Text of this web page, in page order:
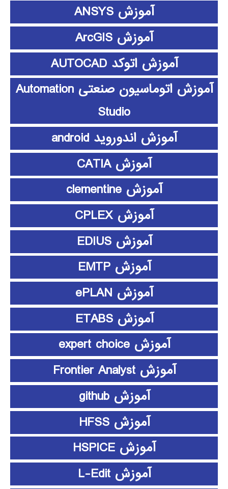
آموزش ANSYS
آموزش ArcGIS
آموزش اتوکد AUTOCAD
آموزش اتوماسیون صنعتی Automation
Studio
آموزش اندوروید android
آموزش CATIA
آموزش clementine
آموزش CPLEX
آموزش EDIUS
آموزش EMTP
آموزش ePLAN
آموزش ETABS
آموزش expert choice
آموزش Frontier Analyst
آموزش github
آموزش HFSS
آموزش HSPICE
آموزش L-Edit